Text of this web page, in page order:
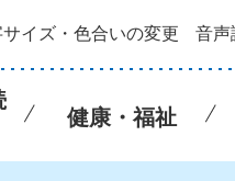
イズ・色合いの変更 音声
健康・福祉